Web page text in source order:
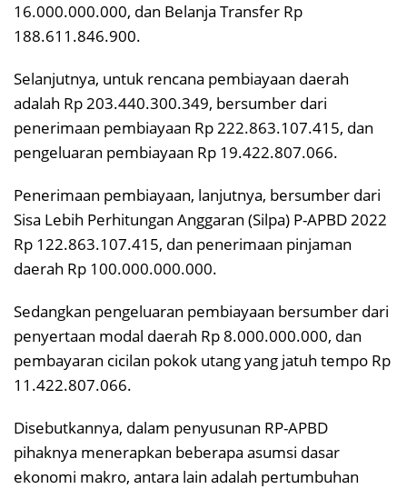
16.000.000.000, dan Belanja Transfer Rp
188.611.846.900.
Selanjutnya, untuk rencana pembiayaan daerah
adalah Rp 203.440.300.349, bersumber dari
penerimaan pembiayaan Rp 222.863.107.415, dan
pengeluaran pembiayaan Rp 19.422.807.066.
Penerimaan pembiayaan, lanjutnya, bersumber dari
Sisa Lebih Perhitungan Anggaran (Silpa) P-APBD 2022
Rp 122.863.107.415, dan penerimaan pinjaman
daerah Rp 100.000.000.000.
Sedangkan pengeluaran pembiayaan bersumber dari
penyertaan modal daerah Rp 8.000.000.000, dan
pembayaran cicilan pokok utang yang jatuh tempo Rp
11.422.807.066.
Disebutkannya, dalam penyusunan RP-APBD
pihaknya menerapkan beberapa asumsi dasar
ekonomi makro, antara lain adalah pertumbuhan